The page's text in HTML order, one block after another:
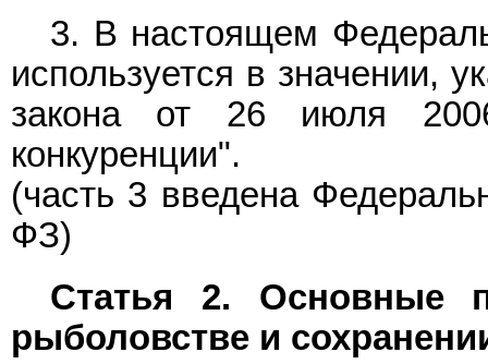
3. В настоящем
используется в значении,
закона от 26 июля
конкуренции".
(часть 3 введена
ФЗ)
Статья 2. Основные
рыболовстве и